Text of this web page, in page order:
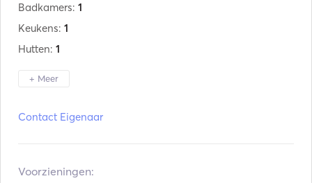
Badkamers: 1
Keukens: 1
Hutten: 1
+ Meer
Opgeknapt in:04 / 2021
Contact Eigenaar
Voorzieningen: